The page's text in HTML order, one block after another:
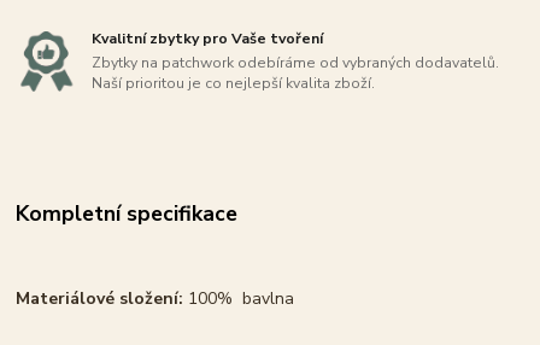
Kvalitní zbytky pro Vaše tvoření
Zbytky na patchwork odebíráme od vybraných dodavatelů.
Naší prioritou je co nejlepší kvalita zboží.
Kompletní specifikace
Materiálové složení: 100% bavlna